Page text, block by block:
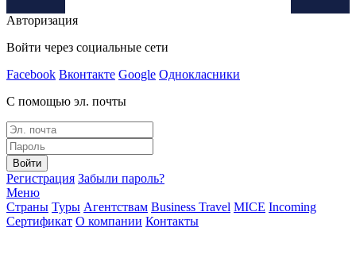
Авторизация
Войти через социальные сети
Facebook Вконтакте Google Однокласники
С помощью эл. почты
Войти
Регистрация Забыли пароль?
Меню
Страны Туры Агентствам Business Travel MICE Incoming
Сертификат О компании Контакты